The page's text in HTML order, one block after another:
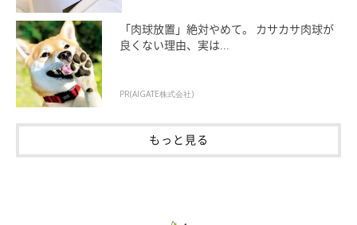
「肉球放置」絶対やめて。 カサカサ肉球が
良くない理由、実は...
PR(AIGATE株式会社)
もっと見る